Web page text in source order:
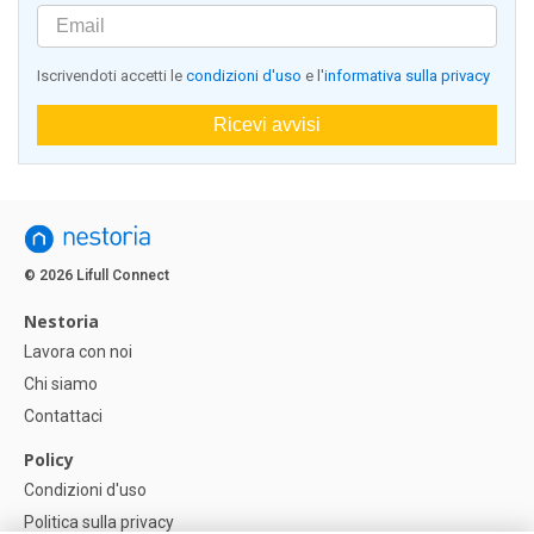
Iscrivendoti accetti le condizioni d'uso e l'informativa sulla privacy
Ricevi avvisi
© 2026 Lifull Connect
Nestoria
Lavora con noi
Chi siamo
Contattaci
Policy
Condizioni d'uso
Politica sulla privacy